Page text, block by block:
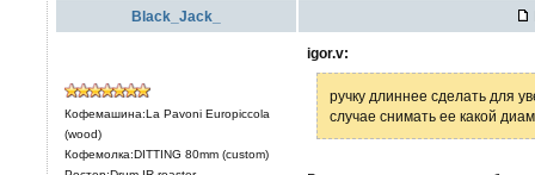
Black_Jack_
Кофемашина:La Pavoni Europiccola
(wood)
Кофемолка:DITTING 80mm (custom)
igor.v:
ручку длиннее сделать для
случае снимать ее какой